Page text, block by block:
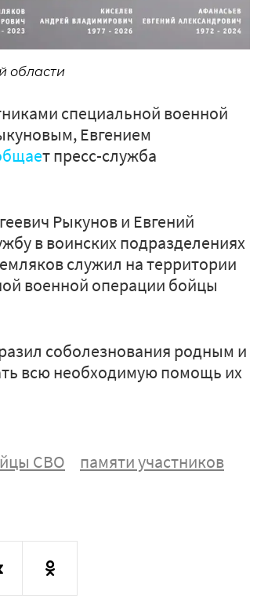
области
специальной военной
Евгением
т пресс-служба
Рыкунов и Евгений
в воинских подразделениях
служил на территории
военной операции бойцы
соболезнования родным и
всю необходимую помощь их
СВО
памяти участников